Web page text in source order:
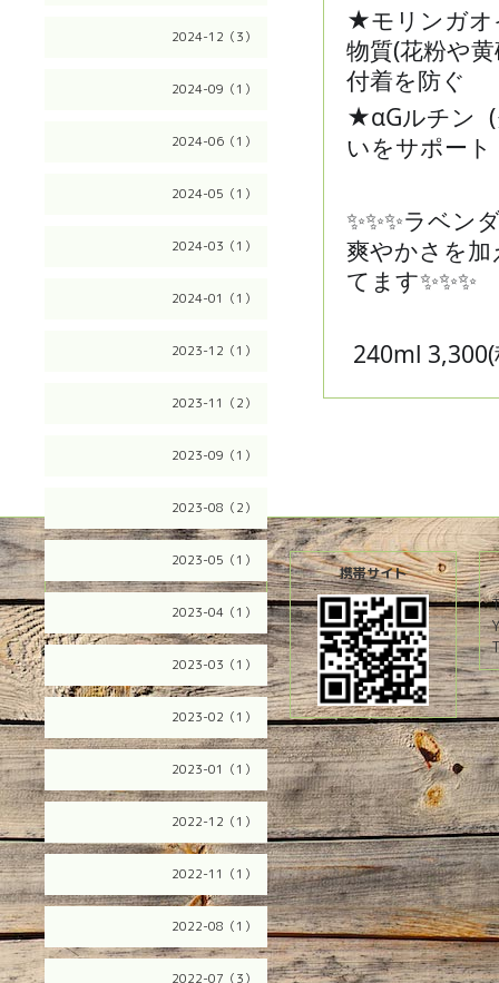
2024-12（3）
2024-09（1）
2024-06（1）
2024-05（1）
2024-03（1）
2024-01（1）
2023-12（1）
2023-11（2）
2023-09（1）
2023-08（2）
2023-05（1）
2023-04（1）
2023-03（1）
2023-02（1）
2023-01（1）
2022-12（1）
2022-11（1）
2022-08（1）
2022-07（3）
★モリンガオ
物質(花粉や
付着を防ぐ
★αGルチン (
いをサポート
✨✨✨ラベン
爽やかさを
てます✨✨✨
240ml
携帯サイト